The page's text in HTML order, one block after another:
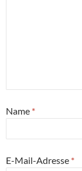
Name *
E-Mail-Adresse *